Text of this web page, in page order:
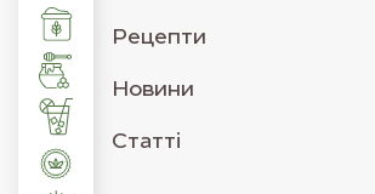
Рецепти
Новини
Статті